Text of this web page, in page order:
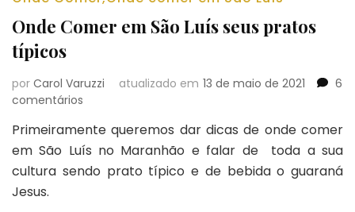
Onde Comer em São Luís seus pratos
típicos
por Carol Varuzzi atualizado em 13 de maio de 2021
6
comentários
Comer
em
São
Primeiramente queremos dar dicas de onde comer
em São Luís no Maranhão e falar de toda a sua
cultura sendo prato típico e de bebida o guaraná
Jesus.